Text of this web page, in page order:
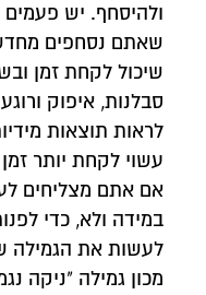
ולהיסחף. יש
שאתם נסחפים
שיכול לקחת זמן
סבלנות, איפוק
לראות תוצאות
עשוי לקחת יותר
אם אתם מצליחים
במידה ולא, כדי
לעשות את הגמילה
מכון גמילה "ניקה